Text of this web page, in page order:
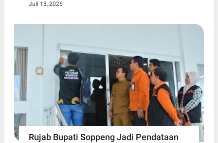
Juli 13, 2026
Rujab Bupati Soppeng Jadi Pendataan